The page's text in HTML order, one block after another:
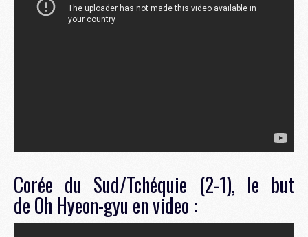
Corée du Sud/Tchéquie (2-1), le but
de Oh Hyeon-gyu en video :